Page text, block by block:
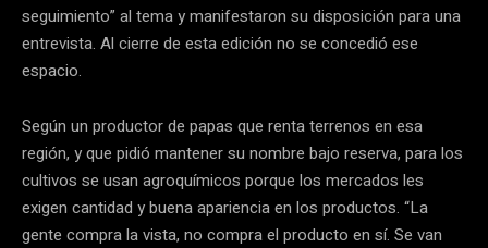
seguimiento” al tema y manifestaron su disposición para una
entrevista. Al cierre de esta edición no se concedió ese
espacio.
Según un productor de papas que renta terrenos en esa
región, y que pidió mantener su nombre bajo reserva, para los
cultivos se usan agroquímicos porque los mercados les
exigen cantidad y buena apariencia en los productos. “La
gente compra la vista, no compra el producto en sí. Se van